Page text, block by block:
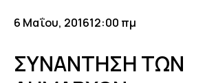
6 Μαΐου, 201612:00 πμ
ΣΥΝΑΝΤΗΣΗ ΤΩΝ